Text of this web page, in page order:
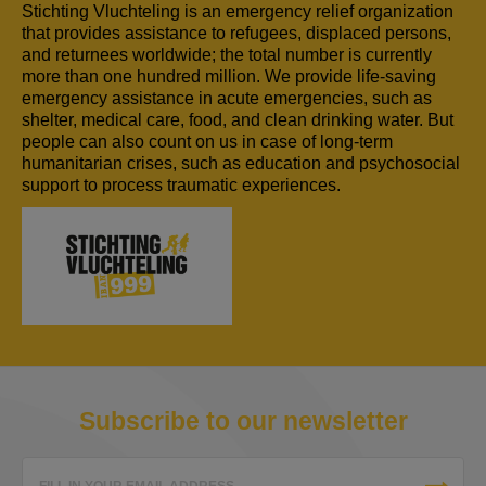
Stichting Vluchteling is an emergency relief organization
that provides assistance to refugees, displaced persons,
and returnees worldwide; the total number is currently
more than one hundred million. We provide life-saving
emergency assistance in acute emergencies, such as
shelter, medical care, food, and clean drinking water. But
people can also count on us in case of long-term
humanitarian crises, such as education and psychosocial
support to process traumatic experiences.
Subscribe to our newsletter